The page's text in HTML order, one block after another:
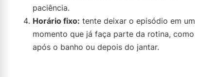
paciência.
Horário fixo: tente deixar o episódio em um
momento que já faça parte da rotina, como
após o banho ou depois do jantar.